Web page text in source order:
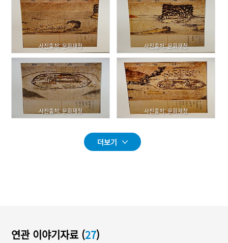
사진출처: 문화재청 사진출처: 문화재청
사진출처: 문화재청 사진출처: 문화재청
더보기
연관 이야기자료 (27)